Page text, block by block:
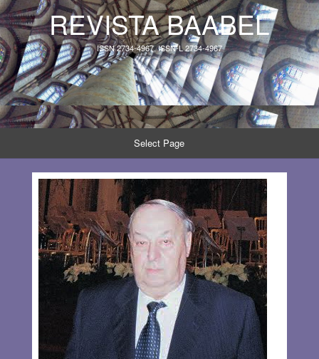
REVISTA BAABEL
ISSN 2734-4967, ISSN-L 2734-4967
Select Page